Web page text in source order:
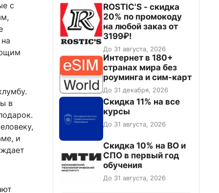
с
в
и
ROSTIC'S - скидка
20% по промокоду
на любой заказ от
3199₽!
До 31 августа, 2026
Интернет в 180+
странах мира без
роуминга и сим-карт
До 31 декабря, 2026
Скидка 11% на все
курсы
До 31 августа, 2026
Скидка 10% на ВО и
СПО в первый год
обучения
До 31 августа, 2026